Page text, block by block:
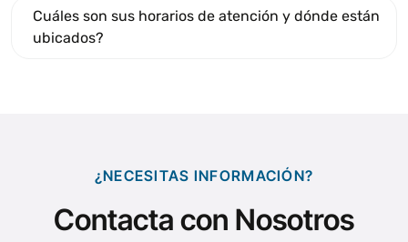
Cuáles son sus horarios de atención y dónde están
ubicados?
¿NECESITAS INFORMACIÓN?
Contacta con Nosotros